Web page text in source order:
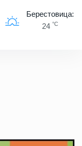
Берестовица:
24 °C